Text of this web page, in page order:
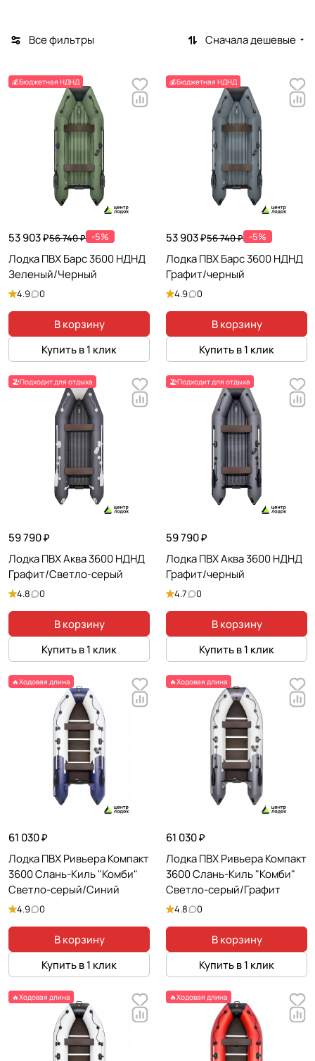
Все фильтры Сначала дешевые
💰Бюджетная НДНД
53 903 ₽56 740 ₽ -5%
Лодка ПВХ Барс 3600 НДНД
Зеленый/Черный
4.9 0
В корзину
Купить в 1 клик
💰Бюджетная НДНД
53 903 ₽56 740 ₽ -5%
Лодка ПВХ Барс 3600 НДНД
Графит/черный
4.9 0
В корзину
Купить в 1 клик
🏖️Подходит для отдыха
59 790 ₽
Лодка ПВХ Аква 3600 НДНД
Графит/Светло-серый
4.8 0
В корзину
Купить в 1 клик
🏖️Подходит для отдыха
59 790 ₽
Лодка ПВХ Аква 3600 НДНД
Графит/черный
4.7 0
В корзину
Купить в 1 клик
🔥Ходовая длина
61 030 ₽
Лодка ПВХ Ривьера Компакт
3600 Слань-Киль "Комби"
Светло-серый/Синий
4.9 0
В корзину
Купить в 1 клик
🔥Ходовая длина
61 030 ₽
Лодка ПВХ Ривьера Компакт
3600 Слань-Киль "Комби"
Светло-серый/Графит
4.8 0
В корзину
Купить в 1 клик
🔥Ходовая длина 🔥Ходовая длина